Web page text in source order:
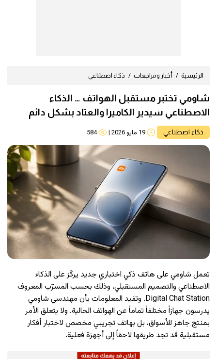
الرئيسية أخبار ومراجعات ذكاء اصطناعي
شاومي تختبر مستقبل الهواتف … الذكاء
الاصطناعي سيدير الكاميرا والعتاد بشكل دائم
ذكاء اصطناعي 19 مايو 2026 |
584
تعمل شاومي على هاتف ذكي اختباري جديد يركّز على الذكاء
الاصطناعي والتصميم المستقبلي، وذلك بحسب المسرّب المعروف
Digital Chat Station. وتفيد المعلومات بأن مهندسي شاومي
يدرسون جهازاً مختلفاً تماماً عن الهواتف الحالية. ولا يتعلق الأمر
بمنتج جاهز للأسواق، بل بهاتف تجريبي مخصص لاختبار أفكار
مستقبلية قد تجد طريقها لاحقاً إلى أجهزة فعلية.